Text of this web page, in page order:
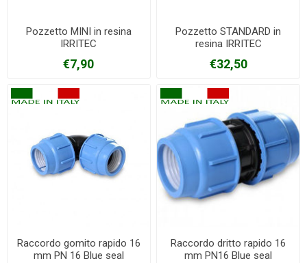
Pozzetto MINI in resina
IRRITEC
€7,90
Pozzetto STANDARD in
resina IRRITEC
€32,50
Raccordo gomito rapido 16
mm PN 16 Blue seal
Raccordo dritto rapido 16
mm PN16 Blue seal